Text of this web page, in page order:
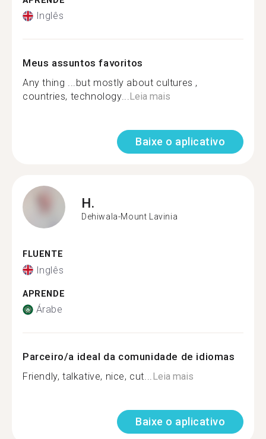
Inglês
Meus assuntos favoritos
Any thing ...but mostly about cultures ,
countries, technology...Leia mais
Baixe o aplicativo
H.
Dehiwala-Mount Lavinia
FLUENTE
Inglês
APRENDE
Árabe
Parceiro/a ideal da comunidade de idiomas
Friendly, talkative, nice, cut...Leia mais
Baixe o aplicativo